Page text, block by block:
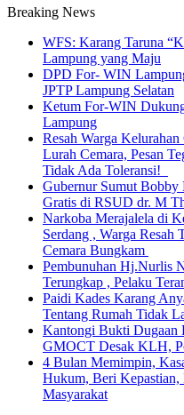
Breaking News
WFS: Karang Taruna
Lampung yang Maju
DPD For- WIN
JPTP Lampung Selatan
Ketum For-WIN
Lampung
Resah Warga
Lurah Cemara, Pesan
Tidak Ada Toleransi!
Gubernur Sumut Bobby
Gratis di RSUD dr. M
Narkoba Merajalela di
Serdang , Warga Resah
Cemara Bungkam
Pembunuhan Hj.Nurlis
Terungkap , Pelaku
Paidi Kades Karang
Tentang Rumah Tidak
Kantongi Bukti Dugaan
GMOCT Desak KLH,
4 Bulan Memimpin,
Hukum, Beri Kepastian,
Masyarakat